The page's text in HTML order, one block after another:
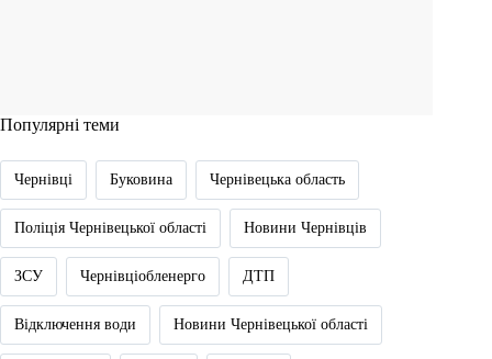
Популярні теми
Чернівці Буковина Чернівецька область
Поліція Чернівецької області Новини Чернівців
ЗСУ Чернівціобленерго ДТП
Відключення води Новини Чернівецької області